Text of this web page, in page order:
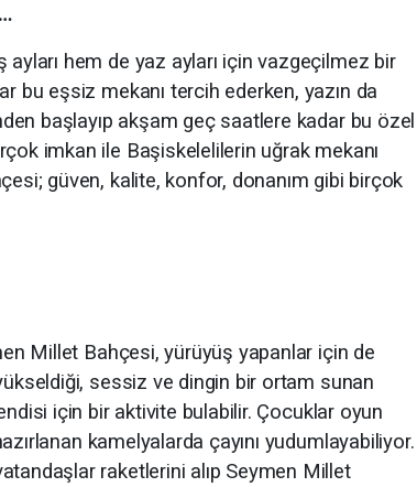
hem de yaz ayları için vazgeçilmez bir
bu eşsiz mekanı tercih ederken, yazın da
başlayıp akşam geç saatlere kadar bu özel
imkan ile Başiskelelilerin uğrak mekanı
güven, kalite, konfor, donanım gibi birçok
Millet Bahçesi, yürüyüş yapanlar için de
sessiz ve dingin bir ortam sunan
için bir aktivite bulabilir. Çocuklar oyun
kamelyalarda çayını yudumlayabiliyor.
raketlerini alıp Seymen Millet